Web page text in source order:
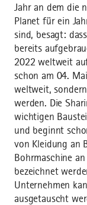
Jahr an dem die
Planet für ein
sind, besagt:
bereits
2022 weltweit
schon am 04.
weltweit,
werden. Die
wichtigen
und beginnt
von Kleidung an
Bohrmaschine
bezeichnet
Unternehmen
ausgetauscht